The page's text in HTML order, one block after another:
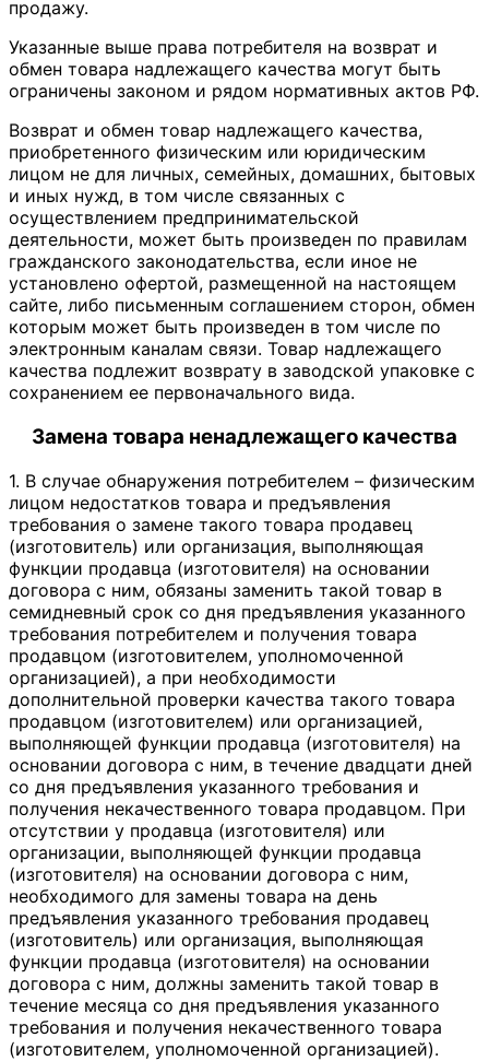
продажу.
Указанные выше права потребителя на возврат и
обмен товара надлежащего качества могут быть
ограничены законом и рядом нормативных актов РФ.
Возврат и обмен товар надлежащего качества,
приобретенного физическим или юридическим
лицом не для личных, семейных, домашних, бытовых
и иных нужд, в том числе связанных с
осуществлением предпринимательской
деятельности, может быть произведен по правилам
гражданского законодательства, если иное не
установлено офертой, размещенной на настоящем
сайте, либо письменным соглашением сторон, обмен
которым может быть произведен в том числе по
электронным каналам связи. Товар надлежащего
качества подлежит возврату в заводской упаковке с
сохранением ее первоначального вида.
Замена товара ненадлежащего качества
1. В случае обнаружения потребителем – физическим
лицом недостатков товара и предъявления
требования о замене такого товара продавец
(изготовитель) или организация, выполняющая
функции продавца (изготовителя) на основании
договора с ним, обязаны заменить такой товар в
семидневный срок со дня предъявления указанного
требования потребителем и получения товара
продавцом (изготовителем, уполномоченной
организацией), а при необходимости
дополнительной проверки качества такого товара
продавцом (изготовителем) или организацией,
выполняющей функции продавца (изготовителя) на
основании договора с ним, в течение двадцати дней
со дня предъявления указанного требования и
получения некачественного товара продавцом. При
отсутствии у продавца (изготовителя) или
организации, выполняющей функции продавца
(изготовителя) на основании договора с ним,
необходимого для замены товара на день
предъявления указанного требования продавец
(изготовитель) или организация, выполняющая
функции продавца (изготовителя) на основании
договора с ним, должны заменить такой товар в
течение месяца со дня предъявления указанного
требования и получения некачественного товара
(изготовителем, уполномоченной организацией).